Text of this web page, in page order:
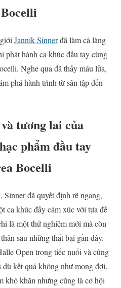
Jannik Sinnerđã làm cả làng
phát hành ca khúc đầu tay cùng
Nghe qua đã thấy máu lửa,
phá hành trình từ sân tập đến
tương lai của
phẩm đầu tay
Bocelli
đã quyết định rẽ ngang,
ca khúc đầy cảm xúc với tựa đề
là một thử nghiệm mới mà còn
sau những thất bại gần đây.
Open trong tiếc nuối và cũng
kết quả không như mong đợi.
khó khăn nhưng cũng là cơ hội